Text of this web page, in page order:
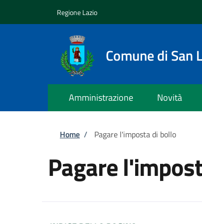
Regione Lazio
Comune di San
Amministrazione Novità
Briciole di pane
Home / Pagare l'imposta di bollo
Pagare